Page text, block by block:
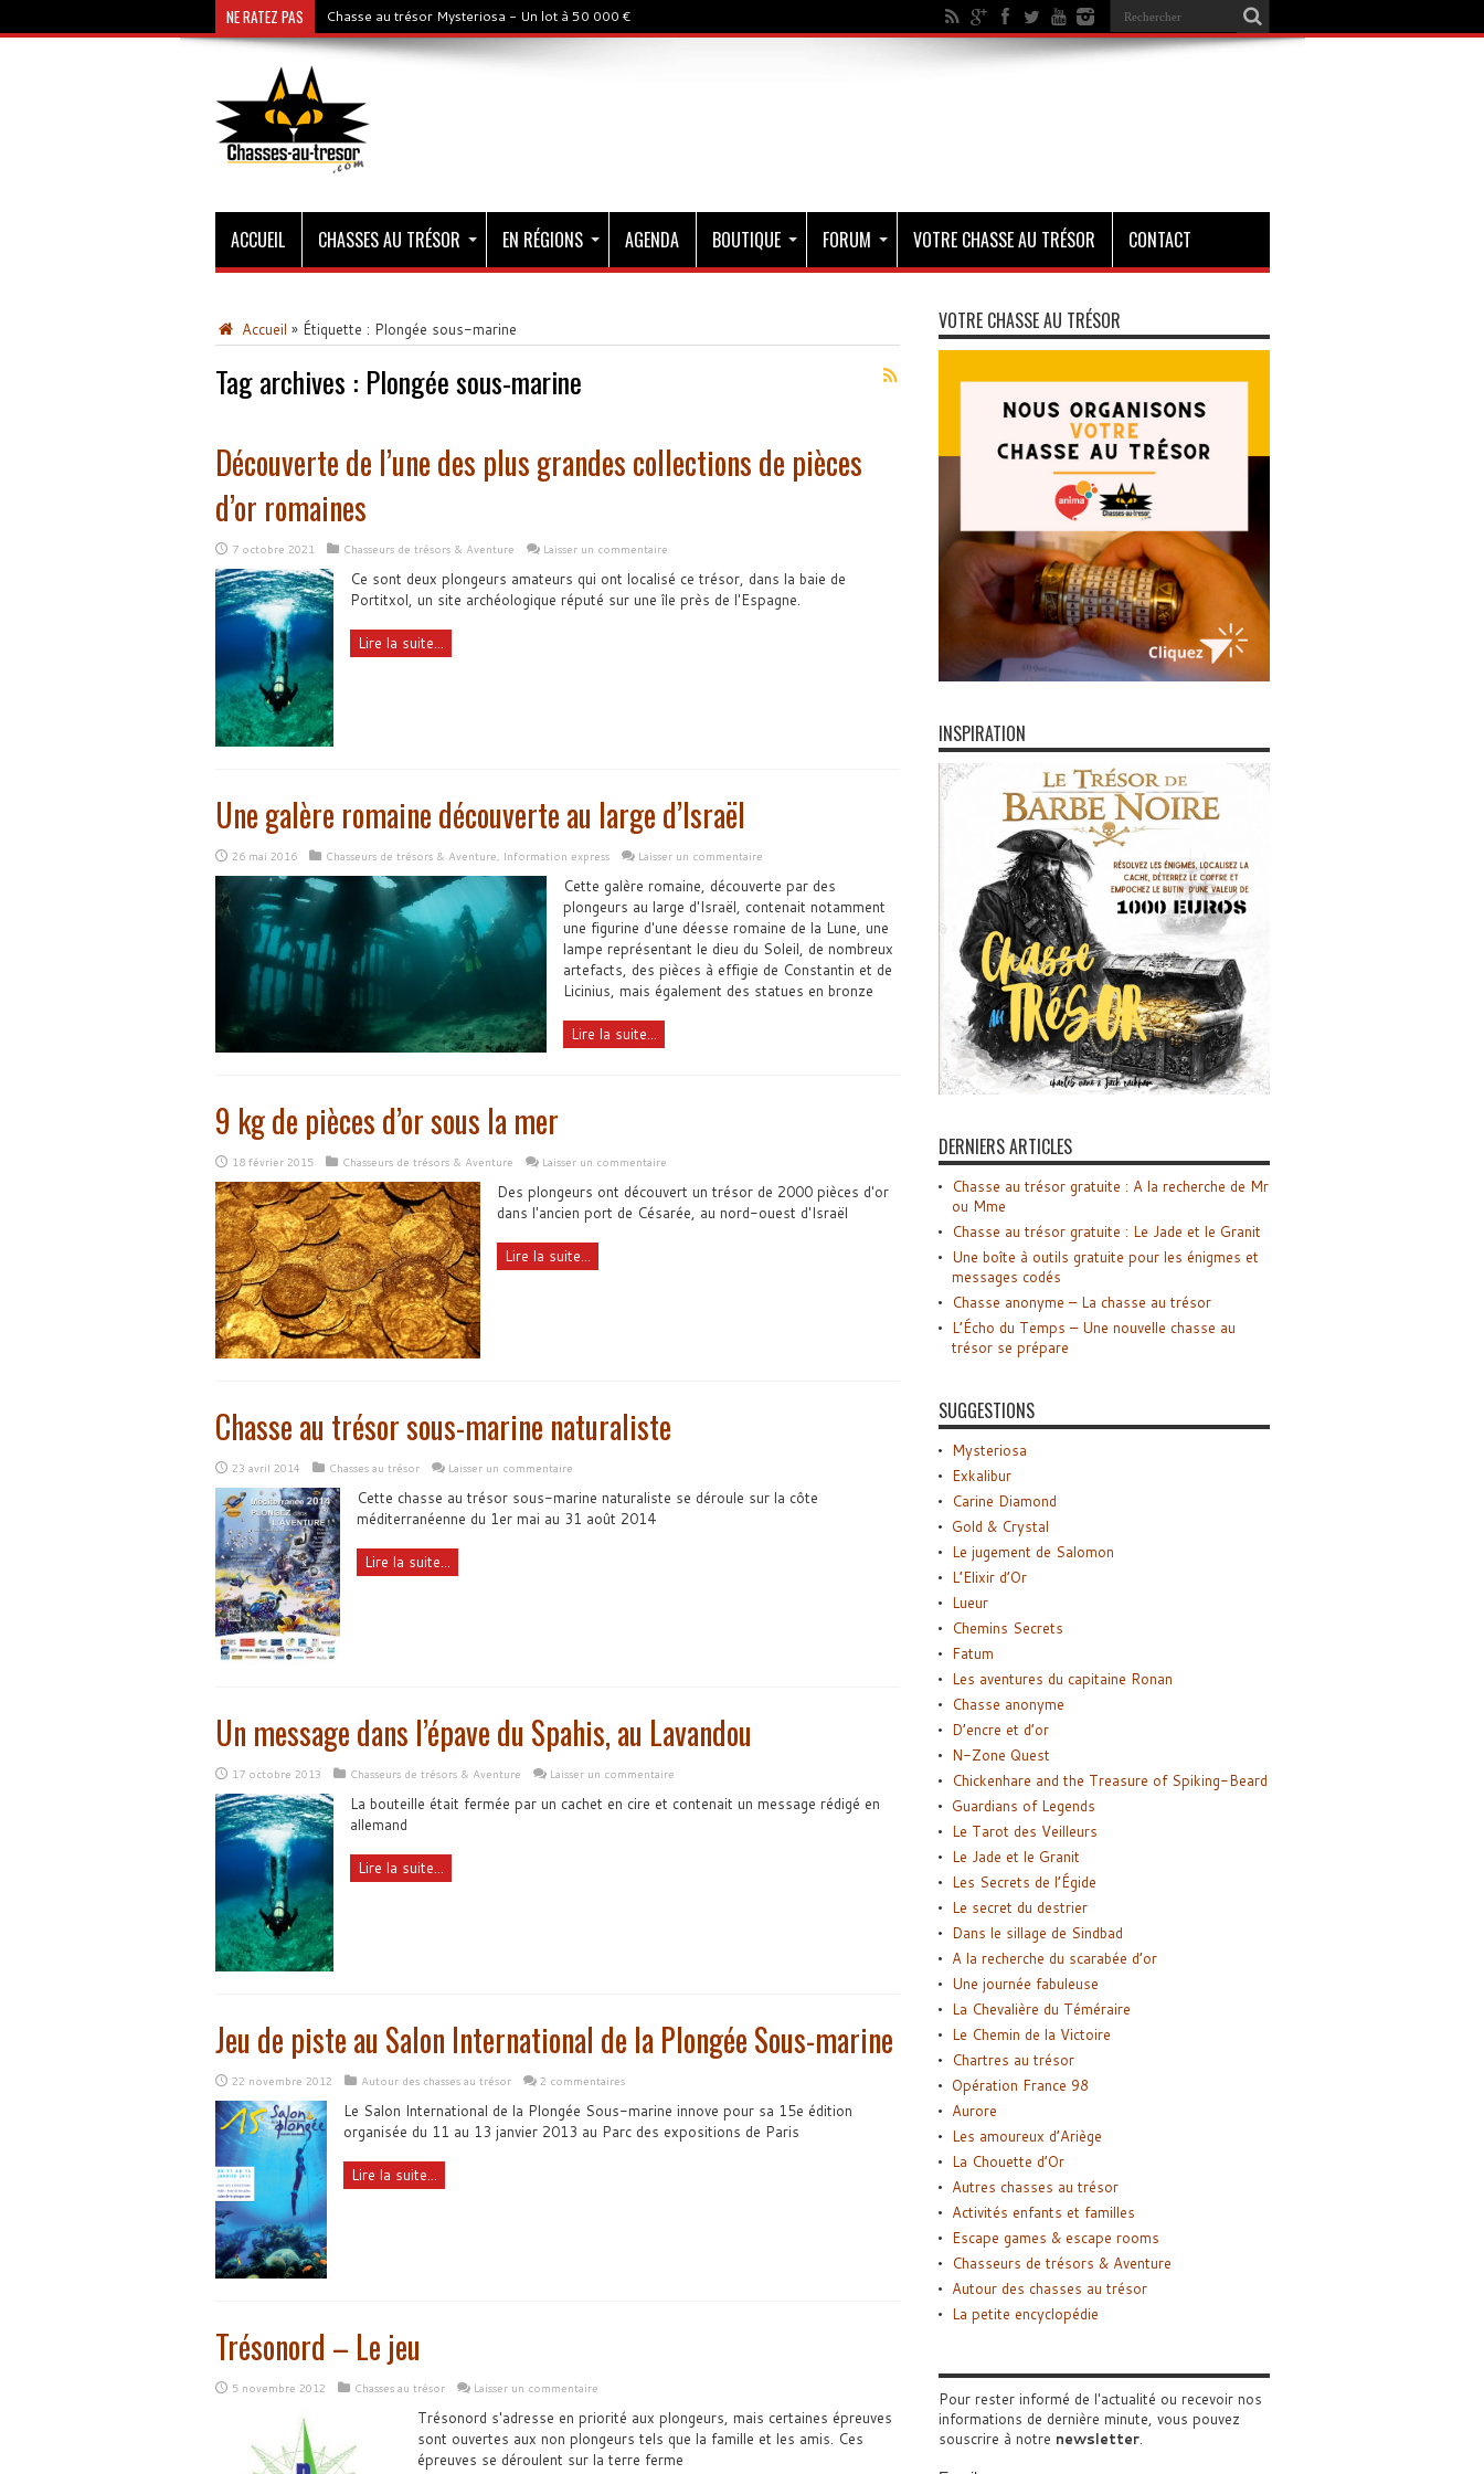
NE RATEZ PAS Chasse au trésor Mysteriosa - Un lot à 50 000 €
ACCUEIL CHASSES AU TRÉSOR EN RÉGIONS AGENDA BOUTIQUE FORUM VOTRE CHASSE AU TRÉSOR CONTACT
Accueil » Étiquette : Plongée sous-marine
Tag archives : Plongée sous-marine
Découverte de l’une des plus grandes collections de pièces
d’or romaines
7 octobre 2021 Chasseurs de trésors & Aventure Laisser un commentaire
Ce sont deux plongeurs amateurs qui ont localisé ce trésor, dans la baie de
Portitxol, un site archéologique réputé sur une île près de l'Espagne.
Lire la suite...
Une galère romaine découverte au large d’Israël
26 mai 2016 Chasseurs de trésors & Aventure, Information express Laisser un commentaire
Cette galère romaine, découverte par des
plongeurs au large d'Israël, contenait notamment
une figurine d'une déesse romaine de la Lune, une
lampe représentant le dieu du Soleil, de nombreux
artefacts, des pièces à effigie de Constantin et de
Licinius, mais également des statues en bronze
Lire la suite...
9 kg de pièces d’or sous la mer
18 février 2015 Chasseurs de trésors & Aventure Laisser un commentaire
Des plongeurs ont découvert un trésor de 2000 pièces d'or
dans l'ancien port de Césarée, au nord-ouest d'Israël
Lire la suite...
Chasse au trésor sous-marine naturaliste
23 avril 2014 Chasses au trésor Laisser un commentaire
Cette chasse au trésor sous-marine naturaliste se déroule sur la côte
méditerranéenne du 1er mai au 31 août 2014
Lire la suite...
Un message dans l’épave du Spahis, au Lavandou
17 octobre 2013 Chasseurs de trésors & Aventure Laisser un commentaire
La bouteille était fermée par un cachet en cire et contenait un message rédigé en
allemand
Lire la suite...
Jeu de piste au Salon International de la Plongée Sous-marine
22 novembre 2012 Autour des chasses au trésor 2 commentaires
Le Salon International de la Plongée Sous-marine innove pour sa 15e édition
organisée du 11 au 13 janvier 2013 au Parc des expositions de Paris
Lire la suite...
Trésonord – Le jeu
5 novembre 2012 Chasses au trésor Laisser un commentaire
Trésonord s'adresse en priorité aux plongeurs, mais certaines épreuves
sont ouvertes aux non plongeurs tels que la famille et les amis. Ces
épreuves se déroulent sur la terre ferme
VOTRE CHASSE AU TRÉSOR
INSPIRATION
DERNIERS ARTICLES
Chasse au trésor gratuite : A la recherche de Mr
ou Mme
Chasse au trésor gratuite : Le Jade et le Granit
Une boîte à outils gratuite pour les énigmes et
messages codés
Chasse anonyme – La chasse au trésor
L’Écho du Temps – Une nouvelle chasse au
trésor se prépare
SUGGESTIONS
Mysteriosa
Exkalibur
Carine Diamond
Gold & Crystal
Le jugement de Salomon
L’Elixir d’Or
Lueur
Chemins Secrets
Fatum
Les aventures du capitaine Ronan
Chasse anonyme
D’encre et d’or
N-Zone Quest
Chickenhare and the Treasure of Spiking-Beard
Guardians of Legends
Le Tarot des Veilleurs
Le Jade et le Granit
Les Secrets de l’Égide
Le secret du destrier
Dans le sillage de Sindbad
A la recherche du scarabée d’or
Une journée fabuleuse
La Chevalière du Téméraire
Le Chemin de la Victoire
Chartres au trésor
Opération France 98
Aurore
Les amoureux d’Ariège
La Chouette d’Or
Autres chasses au trésor
Activités enfants et familles
Escape games & escape rooms
Chasseurs de trésors & Aventure
Autour des chasses au trésor
La petite encyclopédie
Pour rester informé de l'actualité ou recevoir nos
informations de dernière minute, vous pouvez
souscrire à notre newsletter.